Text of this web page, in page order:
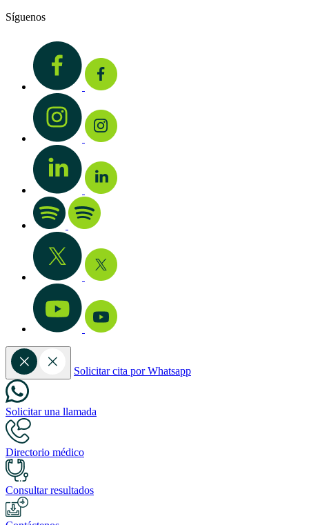
Síguenos
Solicitar cita por Whatsapp
Solicitar una llamada
Directorio médico
Consultar resultados